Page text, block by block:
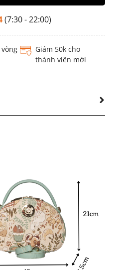
(7:30 - 22:00)
Giảm 50k cho
thành viên mới